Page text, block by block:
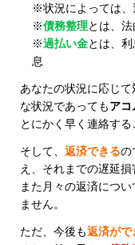
※状況によっては、
※債務整理とは、
※過払い金とは、
息
あなたの状況に応じ
な状況であってもアコ
とにかく早く連絡する
そして、 返済できるの
え、それまでの遅延損
また月々の返済につ
ません。
ただ、今後も返済がで